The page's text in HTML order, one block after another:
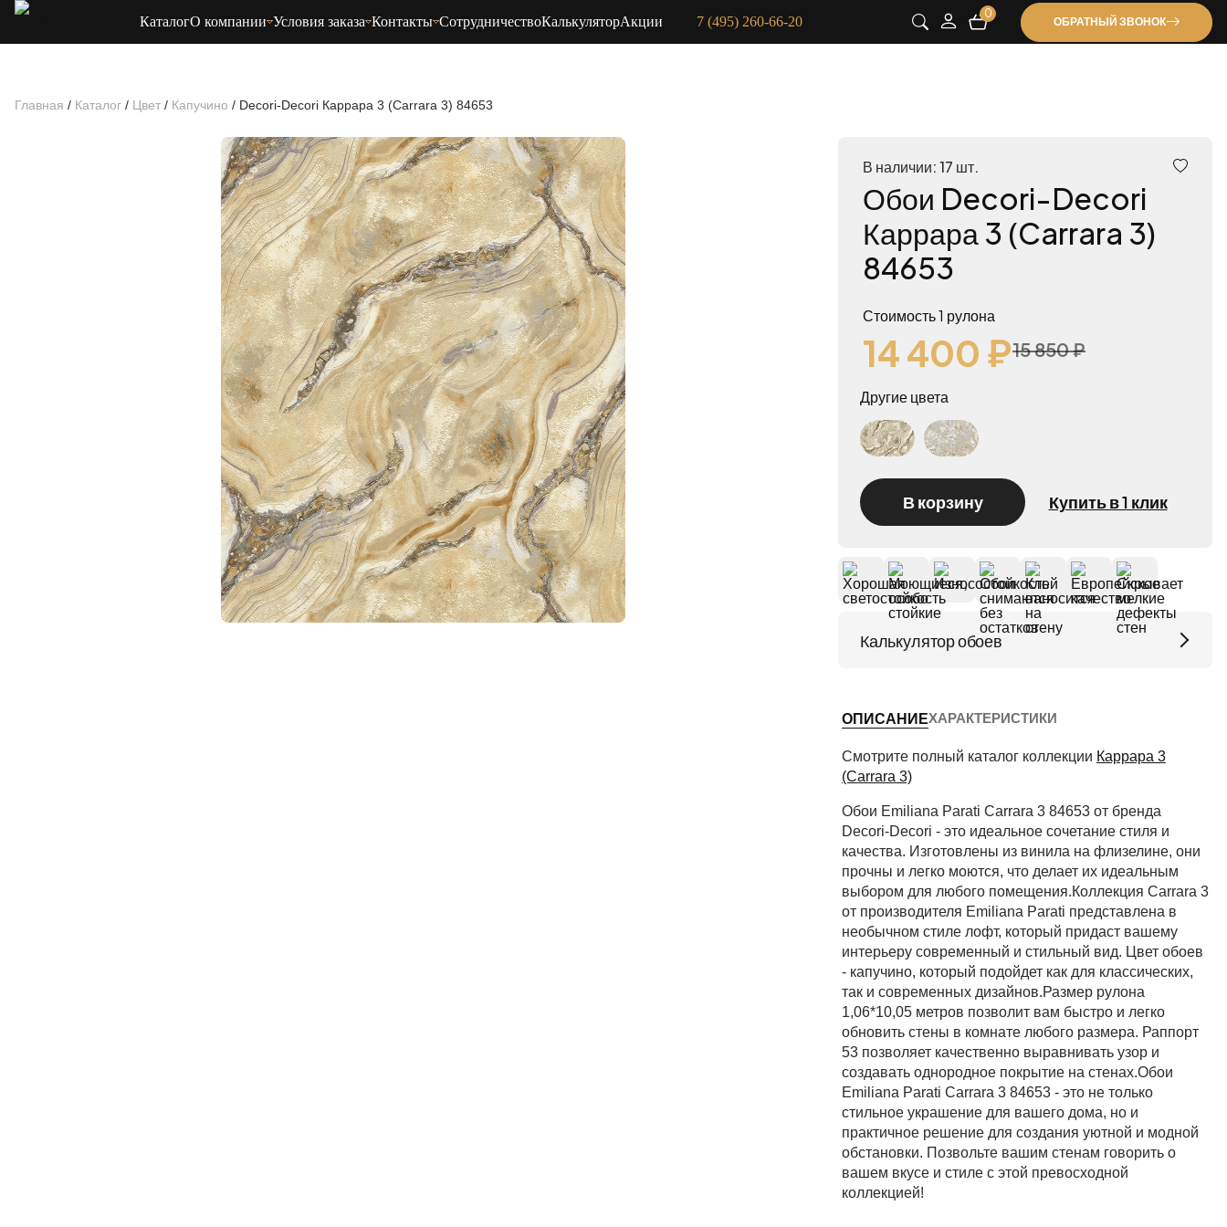
КаталогО компании Условия заказа Контакты СотрудничествоКалькуляторАкции 7 (495) 260-66-20
0
ОБРАТНЫЙ ЗВОНОК
Главная / Каталог / Цвет / Капучино / Decori-Decori Каррара 3 (Carrara 3) 84653
В наличии: 17 шт.
Обои Decori-Decori
Каррара 3 (Carrara 3)
84653
Стоимость 1 рулона
14 400 ₽15 850 ₽
Другие цвета
В корзину Купить в 1 клик
Калькулятор обоев
Периметр комнаты (м)
Рассчитать
ОПИСАНИЕХАРАКТЕРИСТИКИ
Смотрите полный каталог коллекции Каррара 3
(Carrara 3)
Обои Emiliana Parati Carrara 3 84653 от бренда
Decori-Decori - это идеальное сочетание стиля и
качества. Изготовлены из винила на флизелине, они
прочны и легко моются, что делает их идеальным
выбором для любого помещения.Коллекция Carrara 3
от производителя Emiliana Parati представлена в
необычном стиле лофт, который придаст вашему
интерьеру современный и стильный вид. Цвет обоев
- капучино, который подойдет как для классических,
так и современных дизайнов.Размер рулона
1,06*10,05 метров позволит вам быстро и легко
обновить стены в комнате любого размера. Раппорт
53 позволяет качественно выравнивать узор и
создавать однородное покрытие на стенах.Обои
Emiliana Parati Carrara 3 84653 - это не только
стильное украшение для вашего дома, но и
практичное решение для создания уютной и модной
обстановки. Позвольте вашим стенам говорить о
вашем вкусе и стиле с этой превосходной
коллекцией!